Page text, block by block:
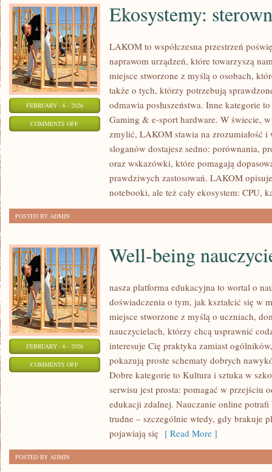
FEBRUARY - 6 - 2026
COMMENTS OFFON
EKOSYSTEMY:
STEROWNIKI
Ekosystemy:
LAKOM to współczesna przestrzeń
naprawom urządzeń, które towarzyszą
miejsce stworzone z myślą o osobach,
także o tych, którzy potrzebują
odmawia posłuszeństwa. Inne kategorie
Gaming & e-sport hardware. W świecie,
zmylić, LAKOM stawia na zrozumiałość i
sloganów dostajesz sedno: porównania,
oraz wskazówki, które pomagają
prawdziwych zastosowań. LAKOM
notebooki, ale też cały ekosystem: CPU,
POSTED BY ADMIN
FEBRUARY - 6 - 2026
COMMENTS OFFON
NAUCZYCIELA
Well-being
nasza platforma edukacyjna to wortal o
doświadczenia o tym, jak kształcić się w
miejsce stworzone z myślą o uczniach,
nauczycielach, którzy chcą usprawnić
interesuje Cię praktyka zamiast
pokazują proste schematy dobrych
Dobre kategorie to Kultura i sztuka w
serwisu jest prosta: pomagać w przejściu
edukacji zdalnej. Nauczanie online
trudne – szczególnie wtedy, gdy brakuje
pojawiają się [ Read More ]
POSTED BY ADMIN